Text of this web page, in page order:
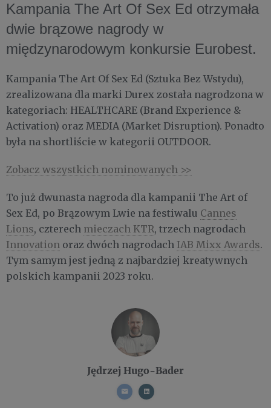
Kampania The Art Of Sex Ed otrzymała
dwie brązowe nagrody w
międzynarodowym konkursie Eurobest.
Kampania The Art Of Sex Ed (Sztuka Bez Wstydu),
zrealizowana dla marki Durex została nagrodzona w
kategoriach: HEALTHCARE (Brand Experience &
Activation) oraz MEDIA (Market Disruption). Ponadto
była na shortliście w kategorii OUTDOOR.
Zobacz wszystkich nominowanych >>
To już dwunasta nagroda dla kampanii The Art of
Sex Ed, po Brązowym Lwie na festiwalu Cannes
Lions, czterech mieczach KTR, trzech nagrodach
Innovation oraz dwóch nagrodach IAB Mixx Awards.
Tym samym jest jedną z najbardziej kreatywnych
polskich kampanii 2023 roku.
Jędrzej Hugo-Bader